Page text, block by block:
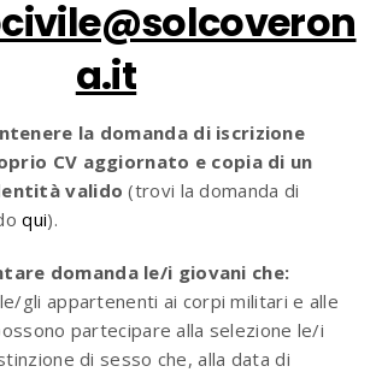
a.it
la domanda di iscrizione
CV aggiornato e copia di un
valido (trovi la domanda di
qui).
domanda le/i giovani che:
gli appartenenti ai corpi militari e alle
partecipare alla selezione le/i
di sesso che, alla data di